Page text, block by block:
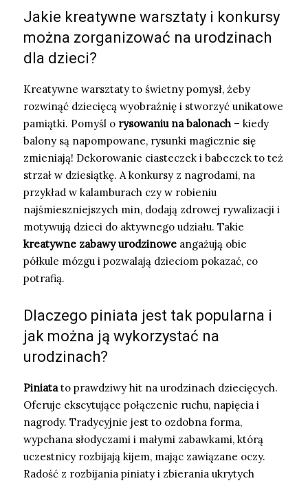
Jakie kreatywne warsztaty i konkursy
można zorganizować na urodzinach
dla dzieci?
Kreatywne warsztaty to świetny pomysł, żeby
rozwinąć dziecięcą wyobraźnię i stworzyć unikatowe
pamiątki. Pomyśl o rysowaniu na balonach – kiedy
balony są napompowane, rysunki magicznie się
zmieniają! Dekorowanie ciasteczek i babeczek to też
strzał w dziesiątkę. A konkursy z nagrodami, na
przykład w kalamburach czy w robieniu
najśmieszniejszych min, dodają zdrowej rywalizacji i
motywują dzieci do aktywnego udziału. Takie
kreatywne zabawy urodzinowe angażują obie
półkule mózgu i pozwalają dzieciom pokazać, co
potrafią.
Dlaczego piniata jest tak popularna i
jak można ją wykorzystać na
urodzinach?
Piniatato prawdziwy hit na urodzinach dziecięcych.
Oferuje ekscytujące połączenie ruchu, napięcia i
nagrody. Tradycyjnie jest to ozdobna forma,
wypchana słodyczami i małymi zabawkami, którą
uczestnicy rozbijają kijem, mając zawiązane oczy.
Radość z rozbijania piniaty i zbierania ukrytych